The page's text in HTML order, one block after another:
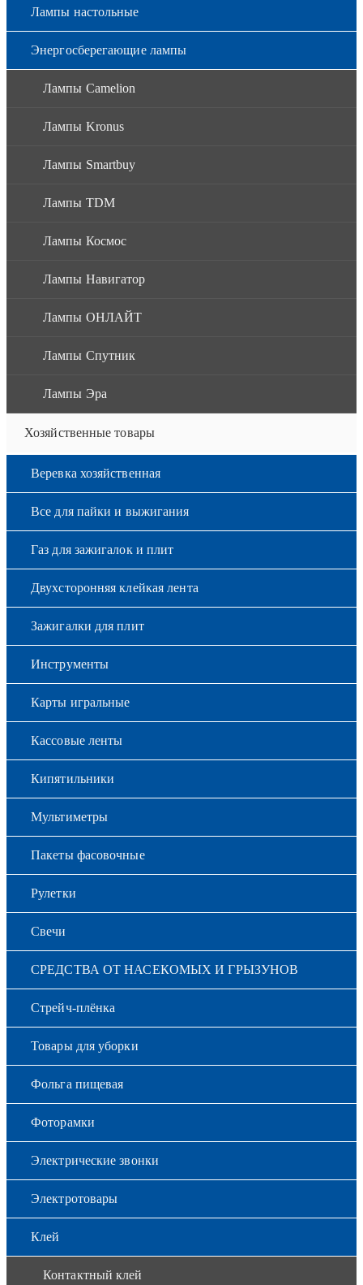
Лампы настольные
Энергосберегающие лампы
Лампы Camelion
Лампы Kronus
Лампы Smartbuy
Лампы TDM
Лампы Космос
Лампы Навигатор
Лампы ОНЛАЙТ
Лампы Спутник
Лампы Эра
Хозяйственные товары
Веревка хозяйственная
Все для пайки и выжигания
Газ для зажигалок и плит
Двухсторонняя клейкая лента
Зажигалки для плит
Инструменты
Карты игральные
Кассовые ленты
Кипятильники
Мультиметры
Пакеты фасовочные
Рулетки
Свечи
СРЕДСТВА ОТ НАСЕКОМЫХ И ГРЫЗУНОВ
Стрейч-плёнка
Товары для уборки
Фольга пищевая
Фоторамки
Электрические звонки
Электротовары
Клей
Контактный клей